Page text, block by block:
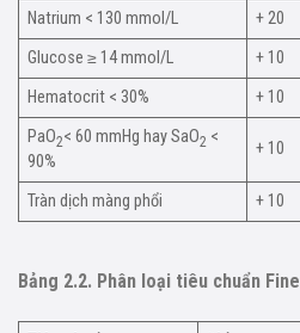
Natrium < 130 mmol/L
+ 20
Glucose ≥ 14 mmol/L
+ 10
Hematocrit < 30%
+ 10
PaO2< 60 mmHg hay SaO2 <
90%
+ 10
Tràn dịch màng phổi + 10
Bảng 2.2. Phân loại tiêu chuẩn Fine